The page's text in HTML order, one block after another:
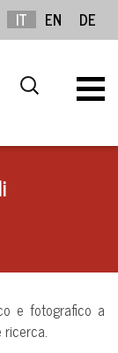
IT EN DE
e fotografico a